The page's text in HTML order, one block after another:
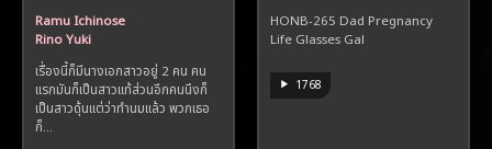
Ramu Ichinose
Rino Yuki
เรื่องนี้ก็มีนางเอกสาวอยู่ 2 คน คน
แรกมันก็เป็นสาวแท้ส่วนอีกคนนึงก็
เป็นสาวดุ้นแต่ว่าทำนมแล้ว พวกเธอ
ก็...
HONB-265 Dad Pregnancy
Life Glasses Gal
1768